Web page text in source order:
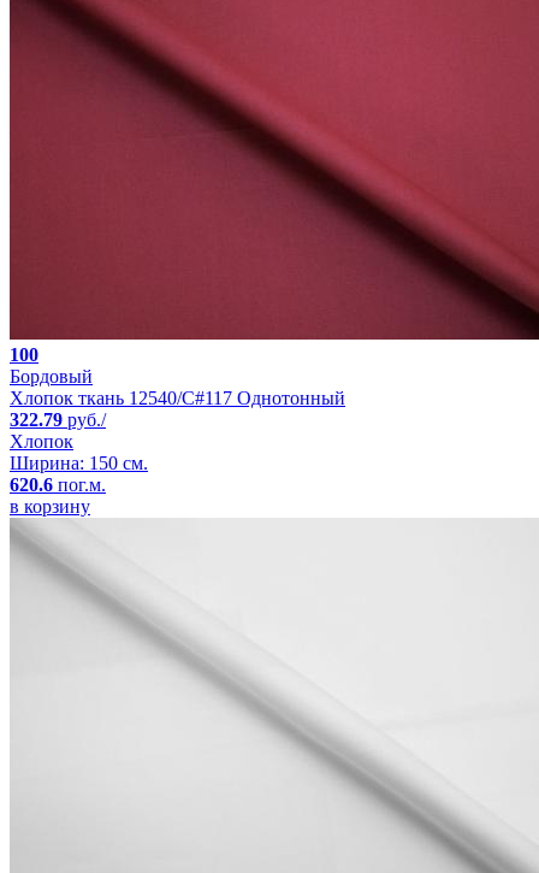
100
Бордовый
Хлопок ткань 12540/C#117 Однотонный
322.79 руб./
Хлопок
Ширина: 150 см.
620.6 пог.м.
в корзину